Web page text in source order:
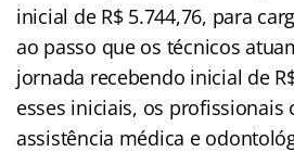
inicial de R$ 5.744,76, para
ao passo que os técnicos
jornada recebendo inicial de
esses iniciais, os profissionais
assistência médica e